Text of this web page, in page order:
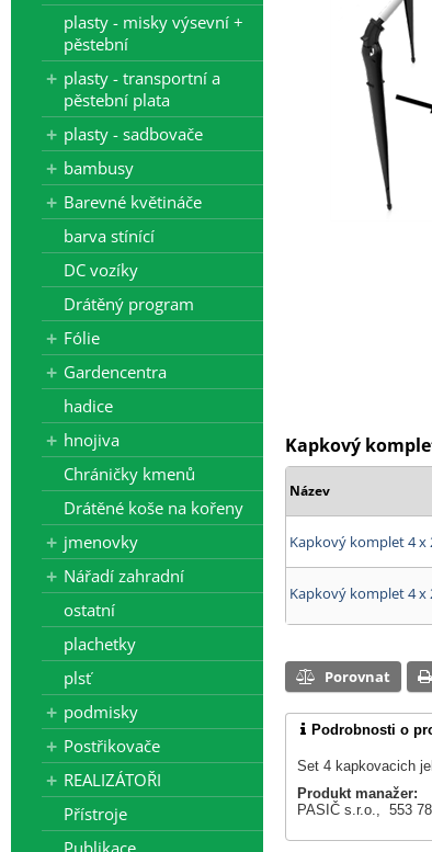
plasty - misky výsevní +
pěstební
plasty - transportní a
pěstební plata
plasty - sadbovače
bambusy
Barevné květináče
barva stínící
DC vozíky
Drátěný program
Fólie
Gardencentra
hadice
hnojiva
Chráničky kmenů
Drátěné koše na kořeny
jmenovky
Nářadí zahradní
ostatní
plachetky
plsť
podmisky
Postřikovače
REALIZÁTOŘI
Přístroje
Publikace
Kapkový
Název
Kapkový komplet 4 x
Kapkový komplet 4 x
Porovnat
Podrobnosti o
Set 4 kapkovacich
Produkt manažer:
PASIČ s.r.o., 553